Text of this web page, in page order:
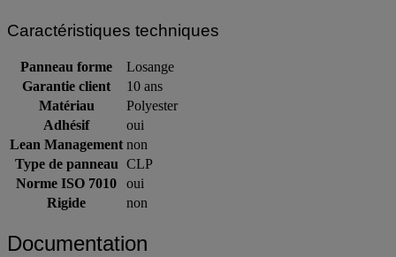
Caractéristiques techniques
Panneau forme
Losange
Garantie client
10 ans
Matériau
Polyester
Adhésif
oui
Lean Management non
Type de panneau CLP
Norme ISO 7010
oui
Rigide
non
Documentation